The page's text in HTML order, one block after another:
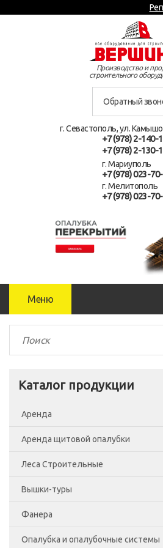
Производство и
строительного
Обратный
г. Севастополь, ул.
+7 (978) 2-140-
+7 (978) 2-130-
г. Мариуполь
+7 (978) 023-
г. Мелитополь
+7 (978) 023-
Меню
Каталог продукции
Аренда
Аренда щитовой опалубки
Леса Строительные
Леса рамные
Помосты
Сетка фасадная
Вышки-туры
Вышка-тура ВСП-250/0.7
Вышка-тура ВСП-250/1.2
Фанера
Фанера Россия
Опалубка и опалубочные системы